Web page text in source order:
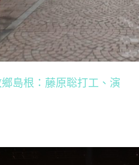
島根：藤原聡打工、演